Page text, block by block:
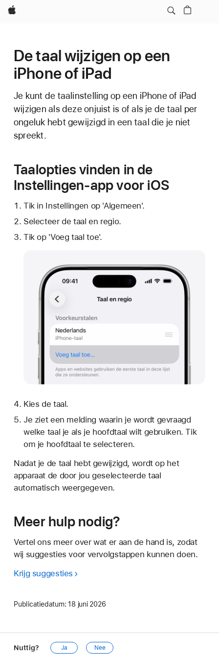
Apple
De taal wijzigen op een
iPhone of iPad
Je kunt de taalinstelling op een iPhone of iPad
wijzigen als deze onjuist is of als je de taal per
ongeluk hebt gewijzigd in een taal die je niet
spreekt.
Taalopties vinden in de
Instellingen-app voor iOS
Tik in Instellingen op 'Algemeen'.
Selecteer de taal en regio.
Tik op 'Voeg taal toe'.
Kies de taal.
Je ziet een melding waarin je wordt gevraagd
welke taal je als je hoofdtaal wilt gebruiken. Tik
om je hoofdtaal te selecteren.
Nadat je de taal hebt gewijzigd, wordt op het
apparaat de door jou geselecteerde taal
automatisch weergegeven.
Meer hulp nodig?
Vertel ons meer over wat er aan de hand is, zodat
wij suggesties voor vervolgstappen kunnen doen.
Krijg suggesties
Publicatiedatum: 18 juni 2026
Nuttig? Ja Nee